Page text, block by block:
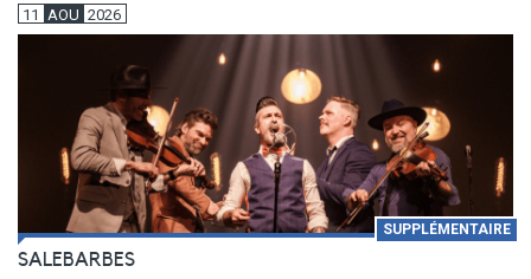
11 AOU 2026
SUPPLÉMENTAIRE
SALEBARBES